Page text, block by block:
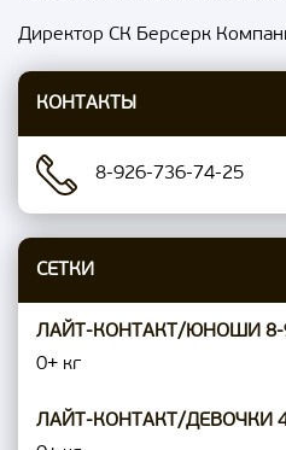
Директор СК Берсерк
КОНТАКТЫ
8-926-736-74-25
СЕТКИ
ЛАЙТ-КОНТАКТ/ЮНОШИ 8-9
0+ кг
ЛАЙТ-КОНТАКТ/ДЕВОЧКИ 4-